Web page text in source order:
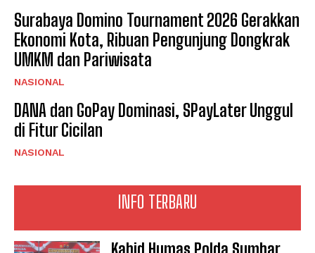
INFO TERBARU
Surabaya Domino Tournament 2026 Gerakkan
Ekonomi Kota, Ribuan Pengunjung Dongkrak
UMKM dan Pariwisata
NASIONAL
DANA dan GoPay Dominasi, SPayLater Unggul
di Fitur Cicilan
NASIONAL